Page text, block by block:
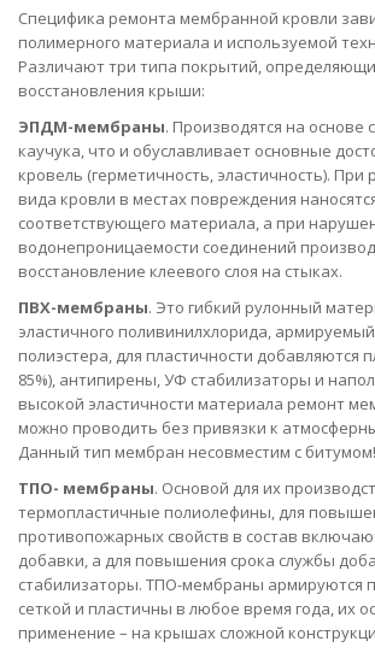
Специфика ремонта мембранной кровли
полимерного материала и используемой
Различают три типа покрытий,
восстановления крыши:
ЭПДМ-мембраны. Производятся на основе
каучука, что и обуславливает основные
кровель (герметичность, эластичность). При
вида кровли в местах повреждения
соответствующего материала, а при
водонепроницаемости соединений
восстановление клеевого слоя на стыках.
ПВХ-мембраны. Это гибкий рулонный
эластичного поливинилхлорида,
полиэстера, для пластичности добавляются
85%), антипирены, УФ стабилизаторы и
высокой эластичности материала ремонт
можно проводить без привязки к
Данный тип мембран несовместим с битумом!
ТПО- мембраны. Основой для их
термопластичные полиолефины, для
противопожарных свойств в состав
добавки, а для повышения срока службы
стабилизаторы. ТПО-мембраны армируются
сеткой и пластичны в любое время года, их
применение – на крышах сложной